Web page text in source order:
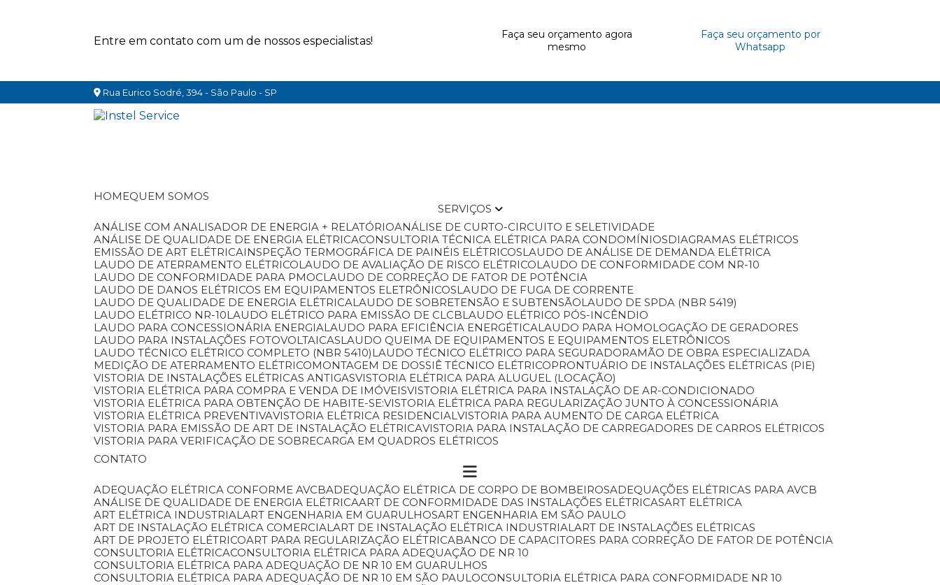
Entre em contato com um de nossos especialistas!
Faça seu orçamento agora
mesmo
Faça seu orçamento por
Whatsapp
Rua Eurico Sodré, 394 - São Paulo - SP
HOME
QUEM SOMOS
SERVIÇOS
ANÁLISE COM ANALISADOR DE ENERGIA + RELATÓRIO
ANÁLISE DE CURTO-CIRCUITO E SELETIVIDADE
ANÁLISE DE QUALIDADE DE ENERGIA ELÉTRICA CONSULTORIA TÉCNICA ELÉTRICA PARA CONDOMÍNIOS
DIAGRAMAS ELÉTRICOS
EMISSÃO DE ART ELÉTRICA INSPEÇÃO TERMOGRÁFICA DE PAINÉIS ELÉTRICOS LAUDO DE ANÁLISE DE DEMANDA ELÉTRICA
LAUDO DE ATERRAMENTO ELÉTRICO LAUDO DE AVALIAÇÃO DE RISCO ELÉTRICO LAUDO DE CONFORMIDADE COM NR-10
LAUDO DE CONFORMIDADE PARA PMOC LAUDO DE CORREÇÃO DE FATOR DE POTÊNCIA
LAUDO DE DANOS ELÉTRICOS EM EQUIPAMENTOS ELETRÔNICOS LAUDO DE FUGA DE CORRENTE
LAUDO DE QUALIDADE DE ENERGIA ELÉTRICA LAUDO DE SOBRETENSÃO E SUBTENSÃO LAUDO DE SPDA (NBR 5419)
LAUDO ELÉTRICO NR-10 LAUDO ELÉTRICO PARA EMISSÃO DE CLCB LAUDO ELÉTRICO PÓS-INCÊNDIO
LAUDO PARA CONCESSIONÁRIA ENERGIA LAUDO PARA EFICIÊNCIA ENERGÉTICA LAUDO PARA HOMOLOGAÇÃO DE GERADORES
LAUDO PARA INSTALAÇÕES FOTOVOLTAICAS LAUDO QUEIMA DE EQUIPAMENTOS E EQUIPAMENTOS ELETRÔNICOS
LAUDO TÉCNICO ELÉTRICO COMPLETO (NBR 5410)
LAUDO TÉCNICO ELÉTRICO PARA SEGURADORA
MÃO DE OBRA ESPECIALIZADA
MEDIÇÃO DE ATERRAMENTO ELÉTRICO
MONTAGEM DE DOSSIÊ TÉCNICO ELÉTRICO
PRONTUÁRIO DE INSTALAÇÕES ELÉTRICAS (PIE)
VISTORIA DE INSTALAÇÕES ELÉTRICAS ANTIGAS VISTORIA ELÉTRICA PARA ALUGUEL (LOCAÇÃO)
VISTORIA ELÉTRICA PARA COMPRA E VENDA DE IMÓVEIS VISTORIA ELÉTRICA PARA INSTALAÇÃO DE AR-CONDICIONADO
VISTORIA ELÉTRICA PARA OBTENÇÃO DE HABITE-SE: VISTORIA ELÉTRICA PARA REGULARIZAÇÃO JUNTO À CONCESSIONÁRIA
VISTORIA ELÉTRICA PREVENTIVA VISTORIA ELÉTRICA RESIDENCIAL VISTORIA PARA AUMENTO DE CARGA ELÉTRICA
VISTORIA PARA EMISSÃO DE ART DE INSTALAÇÃO ELÉTRICA VISTORIA PARA INSTALAÇÃO DE CARREGADORES DE CARROS ELÉTRICOS
VISTORIA PARA VERIFICAÇÃO DE SOBRECARGA EM QUADROS ELÉTRICOS
CONTATO
ADEQUAÇÃO ELÉTRICA CONFORME AVCB ADEQUAÇÃO ELÉTRICA DE CORPO DE BOMBEIROS
ADEQUAÇÕES ELÉTRICAS PARA AVCB
ANÁLISE DE QUALIDADE DE ENERGIA ELÉTRICA
ART DE CONFORMIDADE DAS INSTALAÇÕES ELÉTRICAS
ART ELÉTRICA
ART ELÉTRICA INDUSTRIAL
ART ENGENHARIA EM GUARULHOS
ART ENGENHARIA EM SÃO PAULO
ART DE INSTALAÇÃO ELÉTRICA COMERCIAL
ART DE INSTALAÇÃO ELÉTRICA INDUSTRIAL
ART DE INSTALAÇÕES ELÉTRICAS
ART DE PROJETO ELÉTRICO
ART PARA REGULARIZAÇÃO ELÉTRICA
BANCO DE CAPACITORES PARA CORREÇÃO DE FATOR DE POTÊNCIA
CONSULTORIA ELÉTRICA CONSULTORIA ELÉTRICA PARA ADEQUAÇÃO DE NR 10
CONSULTORIA ELÉTRICA PARA ADEQUAÇÃO DE NR 10 EM GUARULHOS
CONSULTORIA ELÉTRICA PARA ADEQUAÇÃO DE NR 10 EM SÃO PAULO
CONSULTORIA ELÉTRICA PARA CONFORMIDADE NR 10